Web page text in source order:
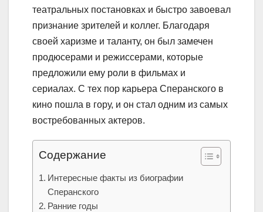
театральных постановках и быстро завоевал
признание зрителей и коллег. Благодаря
своей харизме и таланту, он был замечен
продюсерами и режиссерами, которые
предложили ему роли в фильмах и
сериалах. С тех пор карьера Сперанского в
кино пошла в гору, и он стал одним из самых
востребованных актеров.
Содержание
Интересные факты из биографии
Сперанского
Ранние годы